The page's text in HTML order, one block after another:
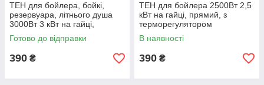
ТЕН для бойлера, бойкі,
резервуара, літнього душа
3000Вт 3 кВт на гайці,
прямий, з терморегулятором
Готово до відправки
390 ₴
ТЕН для бойлера 2500Вт 2,5
кВт на гайці, прямий, з
терморегулятором
В наявності
390 ₴